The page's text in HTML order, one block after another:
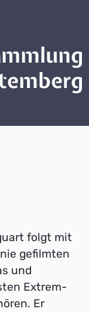
folgt mit
gefilmten
und
Extrem-
Er